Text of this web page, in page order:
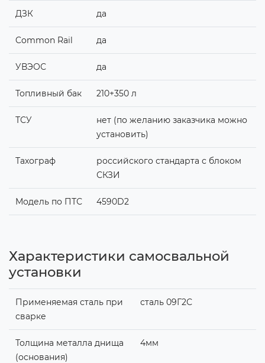
ДЗК да
Common Rail да
УВЭОС да
Топливный бак 210+350 л
ТСУ
нет (по желанию заказчика можно
установить)
Тахограф
российского стандарта с блоком
СКЗИ
Модель по ПТС 4590D2
Характеристики самосвальной
установки
Применяемая сталь при
сварке
сталь 09Г2С
Толщина металла днища
(основания)
4мм